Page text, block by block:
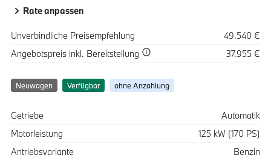
Rate anpassen
SpezifikationWert
Unverbindliche Preisempfehlung
49.540 €
Spezifikation Wert
Angebotspreis inkl. Bereitstellung 37.955 €
Neuwagen Verfügbar ohne Anzahlung
Spezifikation
Getriebe
Automatik
Motorleistung
125 kW (170 PS)
Antriebsvariante
Benzin